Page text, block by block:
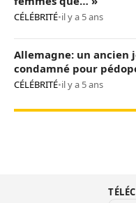
CÉLÉBRITÉ•il y a 5 ans
Allemagne: un ancien
condamné pour
CÉLÉBRITÉ•il y a 5 ans